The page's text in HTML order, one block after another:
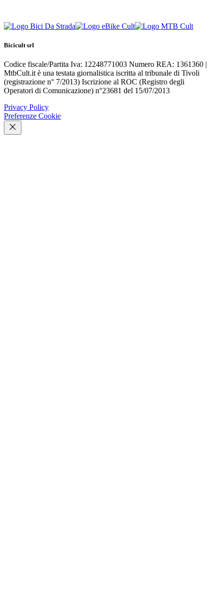
Bicicult srl
Codice fiscale/Partita Iva: 12248771003 Numero REA: 1361360 |
MtbCult.it è una testata giornalistica iscritta al tribunale di Tivoli
(registrazione n° 7/2013) Iscrizione al ROC (Registro degli
Operatori di Comunicazione) n°23681 del 15/07/2013
Privacy Policy
Preferenze Cookie